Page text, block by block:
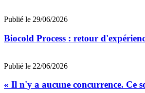
Publié le 29/06/2026
Biocold Process : retour
Publié le 22/06/2026
« Il n'y a aucune concurrence. Ce